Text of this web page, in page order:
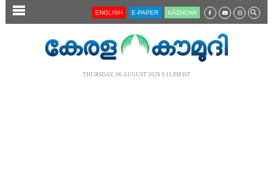
SECTIONS ENGLISH E-PAPER KĀZHCHA
THURSDAY, 06 AUGUST 2026 9.15 PM IST